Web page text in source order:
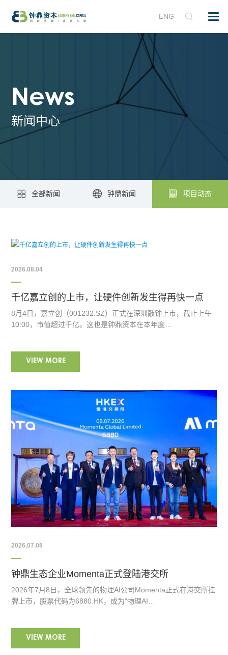
ENG
News
新闻中心
全部新闻 钟鼎新闻 项目动态
2026.08.04
千亿嘉立创的上市，让硬件创新发生得再快一点
8月4日，嘉立创（001232.SZ）正式在深圳敲钟上市，截止上午
10:00，市值超过千亿。这也是钟鼎资本在本年度…
VIEW MORE
2026.07.08
钟鼎生态企业Momenta正式登陆港交所
2026年7月8日，全球领先的物理AI公司Momenta正式在港交所挂
牌上市，股票代码为6880.HK，成为“物理AI…
VIEW MORE